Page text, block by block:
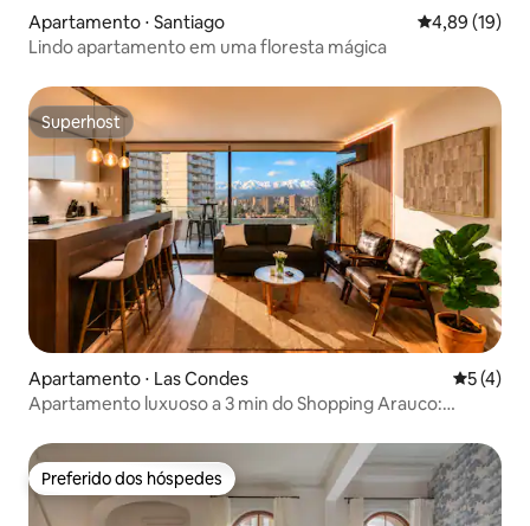
Apartamento ⋅ Santiago 4,89 de uma
4,89 (19)
Lindo apartamento em uma floresta mágica
Superhost
Superhost
Apartamento ⋅ Las Condes 5 de
5 (4)
Apartamento luxuoso a 3 min do Shopping Arauco:
Preferido dos hóspedes
Preferido dos hóspedes